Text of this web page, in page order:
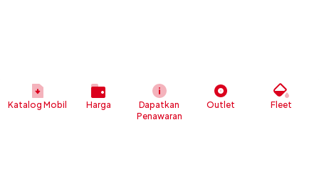
Katalog Mobil Harga
Dapatkan
Penawaran
Outlet Fleet